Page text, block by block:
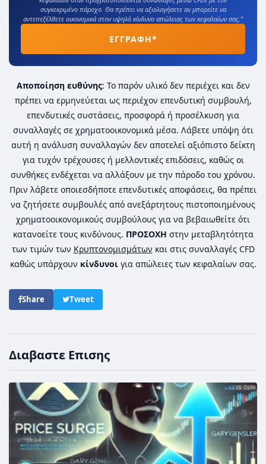
συγκεκριμένο πάροχο. Θα πρέπει να αξιολογήσετε αν μπορείτε να
αντεπεξέλθετε οικονομικά στον υψηλό κίνδυνο απώλειας των κεφαλαίων σας.”
ΕΓΓΡΑΦΗ*
Αποποίηση ευθύνης: Το παρόν υλικό δεν περιέχει και δεν
πρέπει να ερμηνεύεται ως περιέχον επενδυτική συμβουλή,
επενδυτικές συστάσεις, προσφορά ή προσέλκυση για
συναλλαγές σε χρηματοοικονομικά μέσα. Λάβετε υπόψη ότι
αυτή η ανάλυση συναλλαγών δεν αποτελεί αξιόπιστο δείκτη
για τυχόν τρέχουσες ή μελλοντικές επιδόσεις, καθώς οι
συνθήκες ενδέχεται να αλλάξουν με την πάροδο του χρόνου.
Πριν λάβετε οποιεσδήποτε επενδυτικές αποφάσεις, θα πρέπει
να ζητήσετε συμβουλές από ανεξάρτητους πιστοποιημένους
χρηματοοικονομικούς συμβούλους για να βεβαιωθείτε ότι
κατανοείτε τους κινδύνους. ΠΡΟΣΟΧΗ στην μεταβλητότητα
των τιμών των Κρυπτονομισμάτων και στις συναλλαγές CFD
καθώς υπάρχουν κίνδυνοιγια απώλειες των κεφαλαίων σας.
Share Tweet
Διαβαστε Επισης